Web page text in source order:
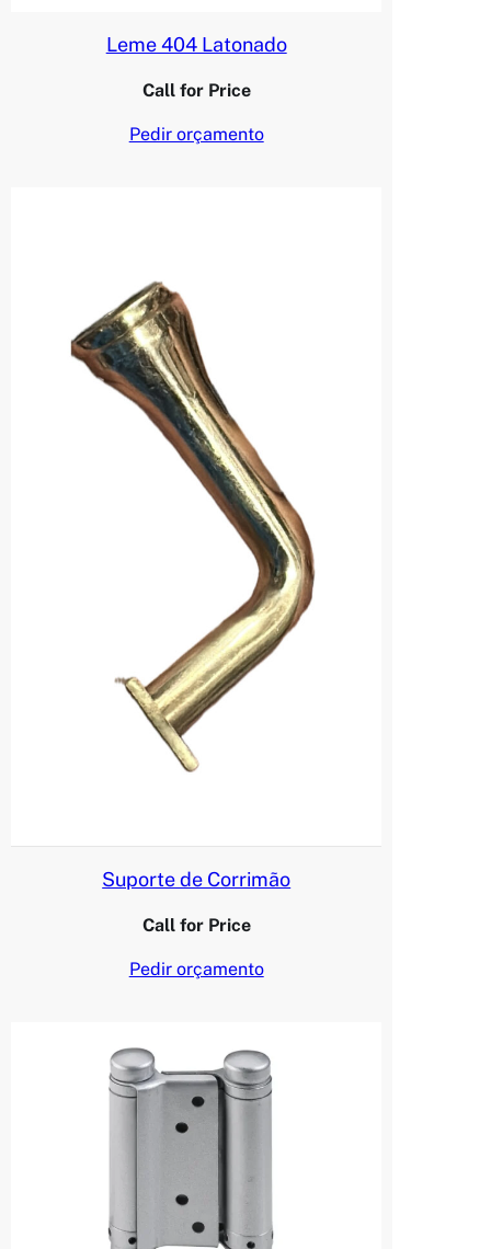
Leme 404 Latonado
Call for Price
Pedir orçamento
Suporte de Corrimão
Call for Price
Pedir orçamento